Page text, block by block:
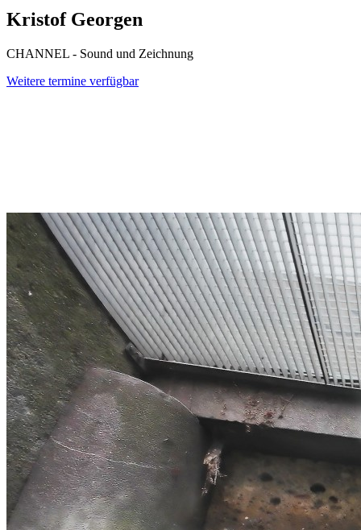
Kristof Georgen
CHANNEL - Sound und Zeichnung
Weitere termine verfügbar